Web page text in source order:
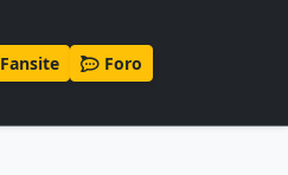
Fansite Foro